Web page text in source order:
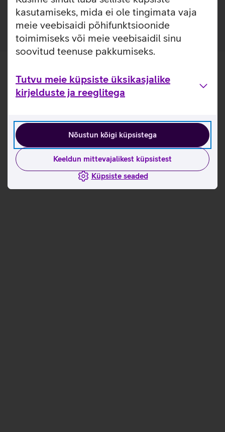
kasutamiseks, mida ei ole tingimata vaja
meie veebisaidi põhifunktsioonide
toimimiseks või meie veebisaidil sinu
soovitud teenuse pakkumiseks.
Tutvu meie küpsiste üksikasjalike
kirjelduste ja reeglitega
Nõustun kõigi küpsistega
Keeldun mittevajalikest küpsistest
Küpsiste seaded
laadijatega.